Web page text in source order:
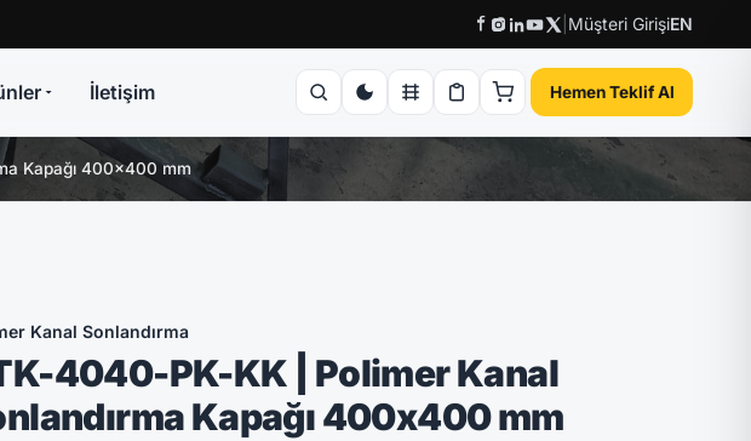
Müşteri GirişiEN
İletişim Hemen Teklif Al
Kapağı 400x400 mm
Kanal Sonlandırma
4040-PK-KK | Polimer Kanal
Kapağı 400x400 mm